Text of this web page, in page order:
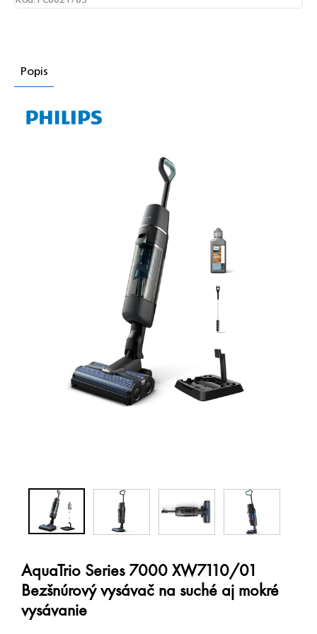
Popis
AquaTrio Series 7000 XW7110/01
Bezšnúrový vysávač na suché aj mokré
vysávanie